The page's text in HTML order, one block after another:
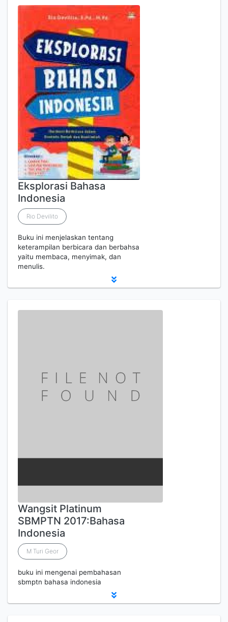
Eksplorasi Bahasa
Indonesia
Rio Devilito
Buku ini menjelaskan tentang
keterampilan berbicara dan berbahsa
yaitu membaca, menyimak, dan
menulis.
Wangsit Platinum
SBMPTN 2017:Bahasa
Indonesia
M Turi Geor
buku ini mengenai pembahasan
sbmptn bahasa indonesia